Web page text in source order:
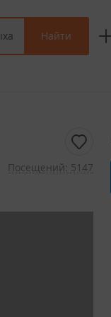
Найти
Посещений: 5147